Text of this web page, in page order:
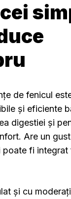
de fenicul
și eficiente
digestiei și
Are un
poate fi integrat
și cu